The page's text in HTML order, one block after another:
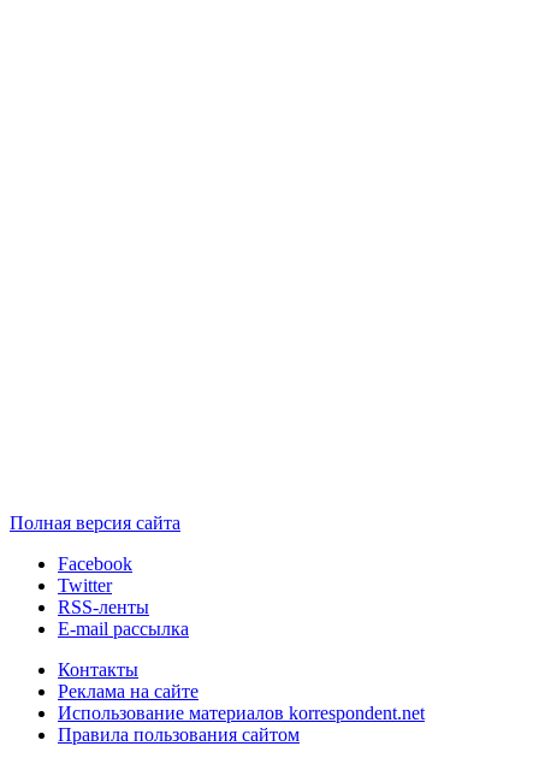
Полная версия сайта
Facebook
Twitter
RSS-ленты
E-mail рассылка
Контакты
Реклама на сайте
Использование материалов korrespondent.net
Правила пользования сайтом